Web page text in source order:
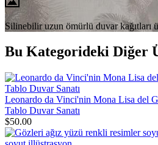
Silinebilir uzun ömürlü duvar kağıtları
Bu Kategorideki Diğer
Leonardo da Vinci'nin Mona Lisa del
Tablo Duvar Sanatı
$50.00